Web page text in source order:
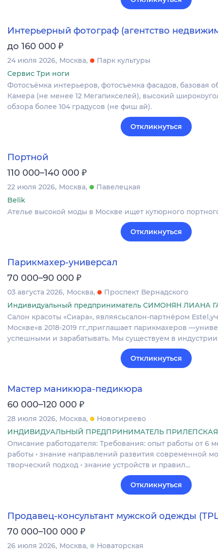
Интерьерный фотограф (агентство
до 160 000 ₽
24 июля 2026 Москва
Парк культуры
Сервис Три ноги
Фотосъёмка интерьеров, фотосъемка фасадов, базовая
Камера (не менее 12 Мегапикселей), высокий
обзора более 104 градусов (не фиш ай).
Откликнуться
Портной
110 000–140 000 ₽
22 июля 2026 Москва
Павелецкая
Belik
Ателье высокой моды в Москве ищет кутюрного
Откликнуться
Парикмахер-универсал
70 000–90 000 ₽
03 августа 2026 Москва
Проспект Вернадского
Индивидуальный предприниматель СИМОНЯН ЛИАНА
Салон красоты «Сиара», являясьсалон-партнёром
Москве»в 2018-2019 гг.,приглашает парикмахеров
успешными и зарабатывать. Мы существуем в
Откликнуться
Мастер маникюра-педикюра
60 000–120 000 ₽
28 июля 2026 Москва
Новогиреево
ИНДИВИДУАЛЬНЫЙ ПРЕДПРИНИМАТЕЛЬ
Описание работодателя: Требования: опыт работы от 6
работы • знание направлений развития современной
творческий подход • знание устройств и правил…
Откликнуться
Продавец-консультант мужской одежды
70 000–100 000 ₽
26 июля 2026 Москва Новаторская